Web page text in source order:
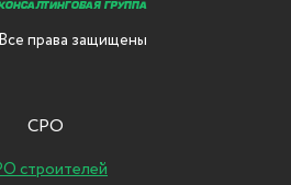
права защищены
СРО
строителей